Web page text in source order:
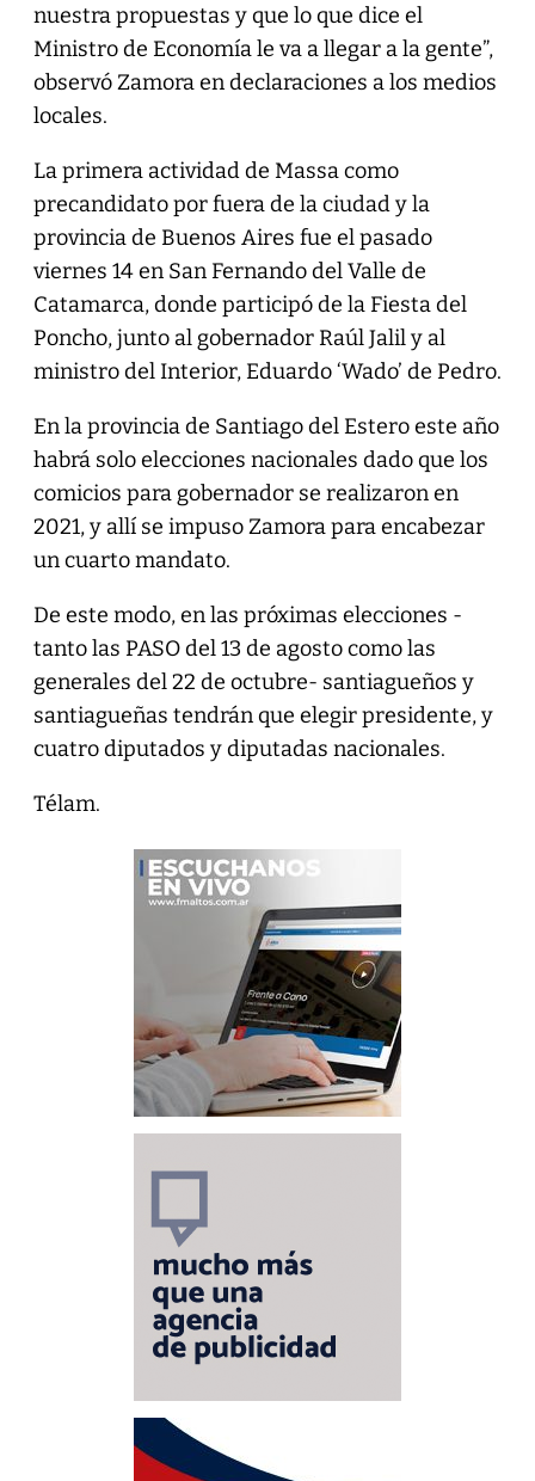
nuestra propuestas y que lo que dice el
Ministro de Economía le va a llegar a la gente”,
observó Zamora en declaraciones a los medios
locales.
La primera actividad de Massa como
precandidato por fuera de la ciudad y la
provincia de Buenos Aires fue el pasado
viernes 14 en San Fernando del Valle de
Catamarca, donde participó de la Fiesta del
Poncho, junto al gobernador Raúl Jalil y al
ministro del Interior, Eduardo ‘Wado’ de Pedro.
En la provincia de Santiago del Estero este año
habrá solo elecciones nacionales dado que los
comicios para gobernador se realizaron en
2021, y allí se impuso Zamora para encabezar
un cuarto mandato.
De este modo, en las próximas elecciones -
tanto las PASO del 13 de agosto como las
generales del 22 de octubre- santiagueños y
santiagueñas tendrán que elegir presidente, y
cuatro diputados y diputadas nacionales.
Télam.